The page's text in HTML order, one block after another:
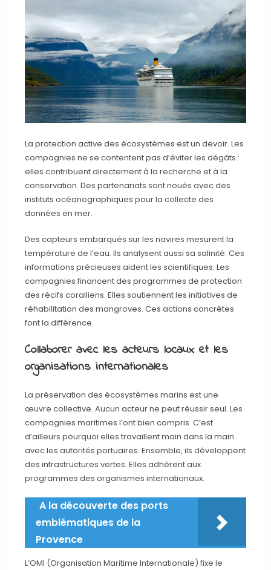
La protection active des écosystèmes est un devoir. Les
compagnies ne se contentent pas d’éviter les dégâts :
elles contribuent directement à la recherche et à la
conservation. Des partenariats sont noués avec des
instituts océanographiques pour la collecte des
données en mer.
Des capteurs embarqués sur les navires mesurent la
température de l’eau. Ils analysent aussi sa salinité. Ces
informations précieuses aident les scientifiques. Les
compagnies financent des programmes de protection
des récifs coralliens. Elles soutiennent les initiatives de
réhabilitation des mangroves. Ces actions concrètes
font la différence.
Collaborer avec les acteurs locaux et les
organisations internationales
La préservation des écosystèmes marins est une
œuvre collective. Aucun acteur ne peut réussir seul. Les
compagnies maritimes l’ont bien compris. C’est
d’ailleurs pourquoi elles travaillent main dans la main
avec les autorités portuaires. Ensemble, ils développent
des infrastructures vertes. Elles adhèrent aux
programmes des organismes internationaux.
A la découverte des ports
emblématiques de la
Provence
L’OMI (Organisation Maritime Internationale) fixe le